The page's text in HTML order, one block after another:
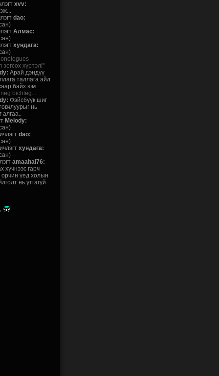
xvv:
dao:
Алмас:
хундага:
хүртэл!"
Арай дэндүү
таллага айл
байх юм...
bichleg...
Фэйсбүүк шиг
нь
алгаа..
Melody:
dao:
хундага:
amaahai76:
хүчнээс гарч
орчин үед холын
нь утгагүй